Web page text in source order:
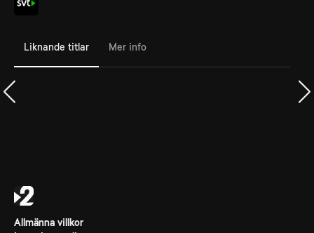
Liknande titlar Mer info
Allmänna villkor